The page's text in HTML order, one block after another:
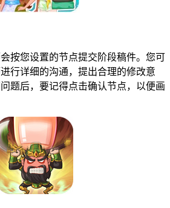
您设置的节点提交阶段稿件。您可
行详细的沟通，提出合理的修改意
题后，要记得点击确认节点，以便画